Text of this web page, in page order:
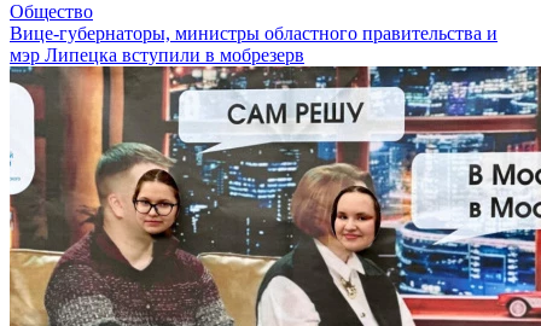
Общество
Вице-губернаторы, министры областного правительства и
мэр Липецка вступили в мобрезерв